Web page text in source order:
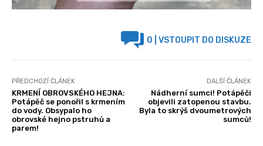
0 | VSTOUPIT DO DISKUZE
PŘEDCHOZÍ ČLÁNEK
KRMENÍ OBROVSKÉHO HEJNA:
Potápěč se ponořil s krmením
do vody. Obsypalo ho
obrovské hejno pstruhů a
parem!
DALŠÍ ČLÁNEK
Nádherní sumci! Potápěči
objevili zatopenou stavbu.
Byla to skrýš dvoumetrových
sumců!